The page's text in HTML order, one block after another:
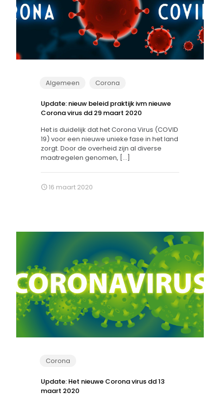
Algemeen Corona
Update: nieuw beleid praktijk ivm nieuwe
Corona virus dd 29 maart 2020
Het is duidelijk dat het Corona Virus (COVID
19) voor een nieuwe unieke fase in het land
zorgt. Door de overheid zijn al diverse
maatregelen genomen, […]
16 maart 2020
Corona
Update: Het nieuwe Corona virus dd 13
maart 2020